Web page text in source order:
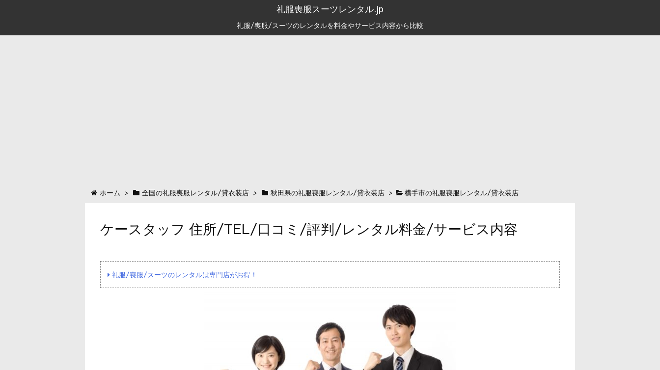
礼服喪服スーツレンタル.jp
礼服/喪服/スーツのレンタルを料金やサービス内容から比較
ホーム > 全国の礼服喪服レンタル/貸衣装店 > 秋田県の礼服喪服レンタル/貸衣装店 > 横手市の礼服喪服レンタル/貸衣装店
ケースタッフ 住所/TEL/口コミ/評判/レンタル料金/サービス内容
礼服/喪服/スーツのレンタルは専門店がお得！